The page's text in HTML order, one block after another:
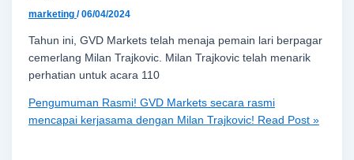
marketing /06/04/2024
Tahun ini, GVD Markets telah menaja pemain lari berpagar
cemerlang Milan Trajkovic. Milan Trajkovic telah menarik
perhatian untuk acara 110
Pengumuman Rasmi! GVD Markets secara rasmi
mencapai kerjasama dengan Milan Trajkovic! Read Post »